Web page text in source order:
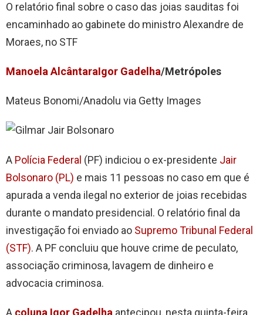
O relatório final sobre o caso das joias sauditas foi
encaminhado ao gabinete do ministro Alexandre de
Moraes, no STF
Manoela AlcântaraIgor Gadelha/Metrópoles
Mateus Bonomi/Anadolu via Getty Images
A Polícia Federal (PF) indiciou o ex-presidente Jair
Bolsonaro (PL) e mais 11 pessoas no caso em que é
apurada a venda ilegal no exterior de joias recebidas
durante o mandato presidencial. O relatório final da
investigação foi enviado ao Supremo Tribunal Federal
(STF). A PF concluiu que houve crime de peculato,
associação criminosa, lavagem de dinheiro e
advocacia criminosa.
A coluna Igor Gadelha antecipou, nesta quinta-feira